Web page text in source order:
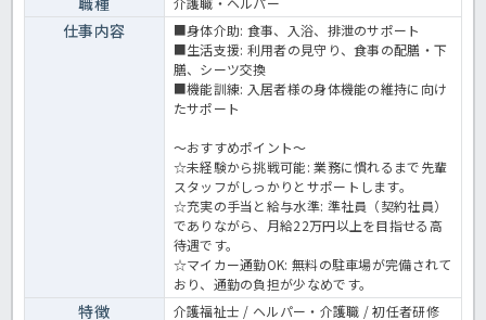
仕事内容
■身体介助: 食事、入浴、排泄のサポート
■生活支援: 利用者の見守り、食事の配膳・下
膳、シーツ交換
■機能訓練: 入居者様の身体機能の維持に向け
たサポート
～おすすめポイント～
☆未経験から挑戦可能: 業務に慣れるまで先輩
スタッフがしっかりとサポートします。
☆充実の手当と給与水準: 準社員（契約社員）
でありながら、月給22万円以上を目指せる高
待遇です。
☆マイカー通勤OK: 無料の駐車場が完備されて
おり、通勤の負担が少なめです。
特徴
介護福祉士 / ヘルパー・介護職 / 初任者研修